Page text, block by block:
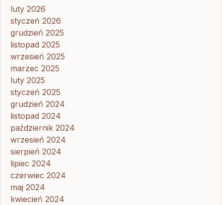
luty 2026
styczeń 2026
grudzień 2025
listopad 2025
wrzesień 2025
marzec 2025
luty 2025
styczeń 2025
grudzień 2024
listopad 2024
październik 2024
wrzesień 2024
sierpień 2024
lipiec 2024
czerwiec 2024
maj 2024
kwiecień 2024